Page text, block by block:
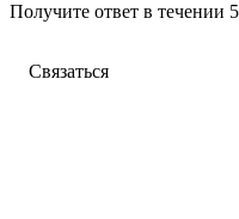
Получите ответ в течении
Связаться